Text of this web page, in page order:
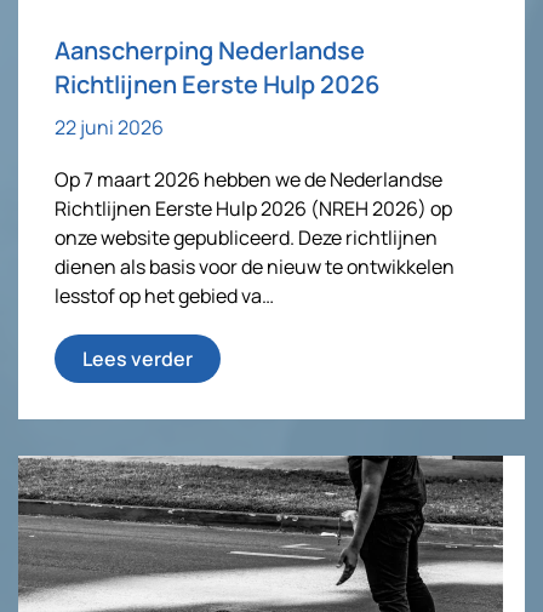
Aanscherping Nederlandse
Richtlijnen Eerste Hulp 2026
22 juni 2026
Op 7 maart 2026 hebben we de Nederlandse
Richtlijnen Eerste Hulp 2026 (NREH 2026) op
onze website gepubliceerd. Deze richtlijnen
dienen als basis voor de nieuw te ontwikkelen
lesstof op het gebied va…
Lees verder